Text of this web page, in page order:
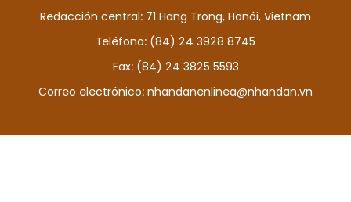
Redacción central: 71 Hang Trong, Hanói, Vietnam
Teléfono: (84) 24 3928 8745
Fax: (84) 24 3825 5593
Correo electrónico: nhandanenlinea@nhandan.vn